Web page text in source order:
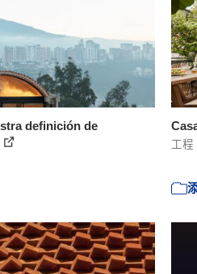
definición de
工程